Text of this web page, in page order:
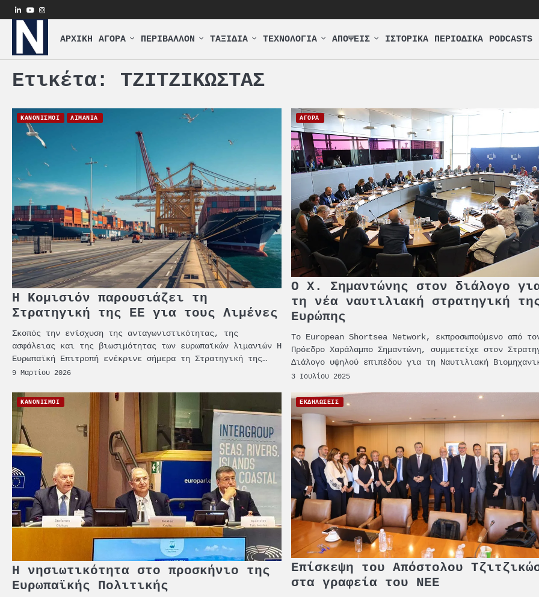
Skip
to
content
linkedin
youtube
instagram
ΑΡΧΙΚΗ ΑΓΟΡΑ ΠΕΡΙΒΑΛΛΟΝ ΤΑΞΙΔΙΑ ΤΕΧΝΟΛΟΓΙΑ ΑΠΟΨΕΙΣ ΙΣΤΟΡΙΚΑ ΠΕΡΙΟΔΙΚΑ PODCASTS
Ετικέτα: ΤΖΙΤΖΙΚΩΣΤΑΣ
ΚΑΝΟΝΙΣΜΟΙ ΛΙΜΑΝΙΑ
Η Κομισιόν παρουσιάζει τη
Στρατηγική της ΕΕ για τους Λιμένες
Σκοπός την ενίσχυση της ανταγωνιστικότητας, της
ασφάλειας και της βιωσιμότητας των ευρωπαϊκών λιμανιών Η
Ευρωπαϊκή Επιτροπή ενέκρινε σήμερα τη Στρατηγική της…
9 Μαρτίου 2026
ΑΓΟΡΑ
Ο Χ. Σημαντώνης στον διάλογο
τη νέα ναυτιλιακή στρατηγική
Ευρώπης
Το European Shortsea Network, εκπροσωπούμενο από
Πρόεδρο Χαράλαμπο Σημαντώνη, συμμετείχε στον
Διάλογο υψηλού επιπέδου για τη Ναυτιλιακή
3 Ιουλίου 2025
ΚΑΝΟΝΙΣΜΟΙ
Η νησιωτικότητα στο προσκήνιο της
Ευρωπαϊκής Πολιτικής
ΕΚΔΗΛΩΣΕΙΣ
Επίσκεψη του Απόστολου
στα γραφεία του ΝΕΕ